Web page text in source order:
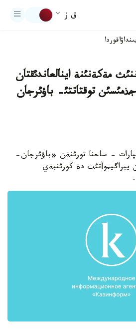
ق ز
اقوردا
مةكةنئنة اينالعاندئقتان
توقتاتتئ- باؤئرجان
قازاقپارات - ساحنا تورئنةن «باؤئرجان-
دة كورئنبةي